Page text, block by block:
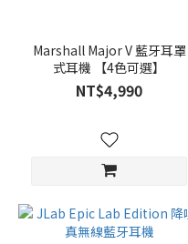
Marshall Major V 藍牙耳罩
式耳機 【4色可選】
NT$4,990